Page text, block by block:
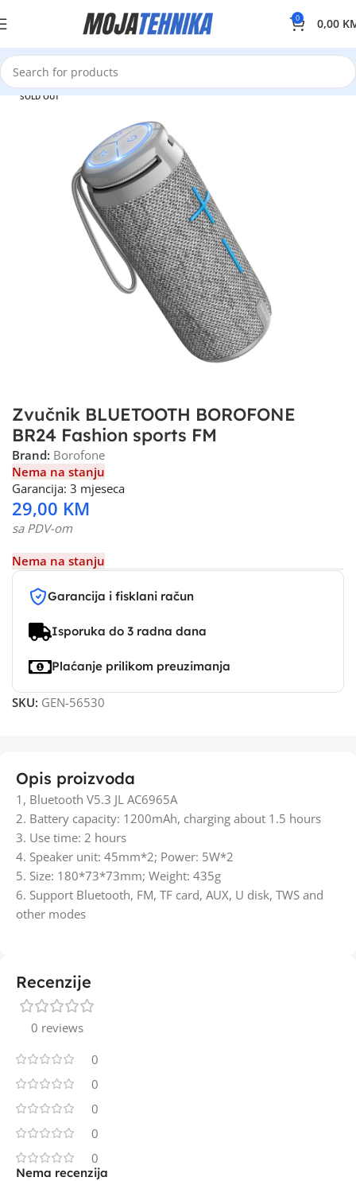
0 0,00
SOLD OUT
Zvučnik BLUETOOTH BOROFONE
BR24 Fashion sports FM
Brand: Borofone
Nema na stanju
Garancija: 3 mjeseca
29,00 KM
sa PDV-om
Nema na stanju
Garancija i fisklani račun
Isporuka do 3 radna dana
Plaćanje prilikom preuzimanja
SKU: GEN-56530
Opis proizvoda
1, Bluetooth V5.3 JL AC6965A
2. Battery capacity: 1200mAh, charging about 1.5 hours
3. Use time: 2 hours
4. Speaker unit: 45mm*2; Power: 5W*2
5. Size: 180*73*73mm; Weight: 435g
6. Support Bluetooth, FM, TF card, AUX, U disk, TWS and
other modes
Recenzije
0 reviews
0
0
0
0
0
Nema recenzija